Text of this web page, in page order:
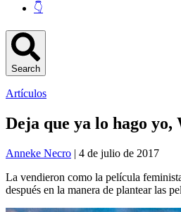
👇
Search
Artículos
Deja que ya lo hago yo,
Anneke Necro | 4 de julio de 2017
La vendieron como la película
después en la manera de plantear las